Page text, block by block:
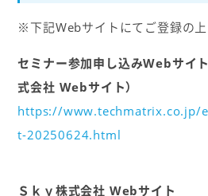
※下記Webサイトにてご登録の上
セミナー参加申し込みWebサイ
式会社 Webサイト）
https://www.techmatrix.co.jp/
t-20250624.html
Ｓｋｙ株式会社 Webサイト